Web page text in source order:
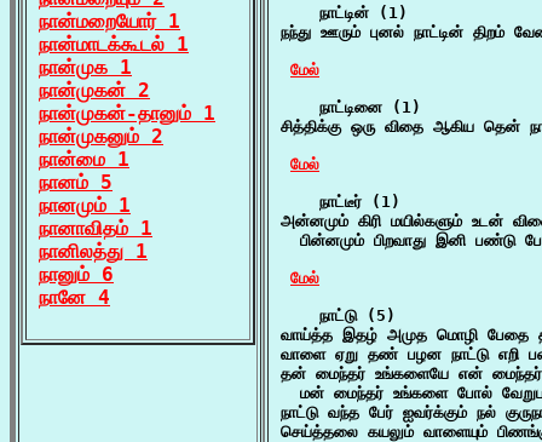
நான்மறையோர் 1
நான்மாடக்கூடல் 1
நான்முக 1
நான்முகன் 2
நான்முகன்-தானும் 1
நான்முகனும் 2
நான்மை 1
நானம் 5
நானமும் 1
நானாவிதம் 1
நானிலத்து 1
நானும் 6
நானே 4
    நாட்டின் (1)
நந்து ஊரும் புனல் நாட்டின் திறம்
மேல்
    நாட்டினை (1)
சித்திக்கு ஒரு விதை ஆகிய தென்
மேல்
    நாட்டீர் (1)
அன்னமும் கிரி மயில்களும் உடன்
பின்னமும் பிறவாது இனி பண்டு
மேல்
    நாட்டு (5)
வாய்த்த இதழ் அமுத மொழி பேதை
வாளை ஏறு தண் பழன நாட்டு எறி
தன் மைந்தர் உங்களையே என் மைந்தர்
மன் மைந்தர் உங்களை போல்
நாட்டு வந்த பேர் ஐவர்க்கும் நல்
செய்த்தலை கயலும் வாளையும்